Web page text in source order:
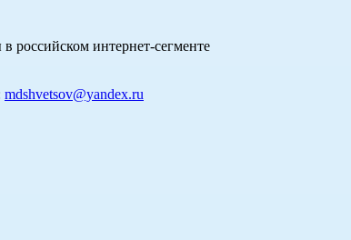
российском интернет-сегменте
mdshvetsov@yandex.ru